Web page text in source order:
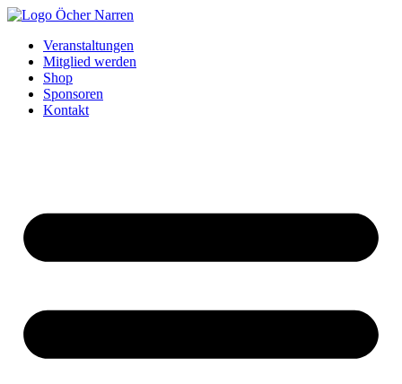
Zum
springenVeranstaltungen
Mitglied werden
Shop
Sponsoren
Kontakt